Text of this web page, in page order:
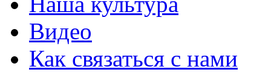
Видео
Как связаться с нами